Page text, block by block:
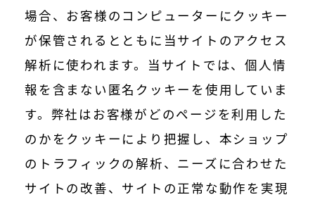
場合、お客様のコンピューターにクッキー
が保管されるとともに当サイトのアクセス
解析に使われます。当サイトでは、個人情
報を含まない匿名クッキーを使用していま
す。弊社はお客様がどのページを利用した
のかをクッキーにより把握し、本ショップ
のトラフィックの解析、ニーズに合わせた
サイトの改善、サイトの正常な動作を実現